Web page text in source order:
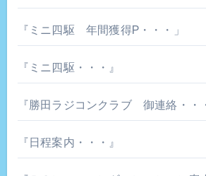
『ミニ四駆 年間獲得P・・・」
『ミニ四駆・・・』
『勝田ラジコンクラブ 御連絡・・
『日程案内・・・』